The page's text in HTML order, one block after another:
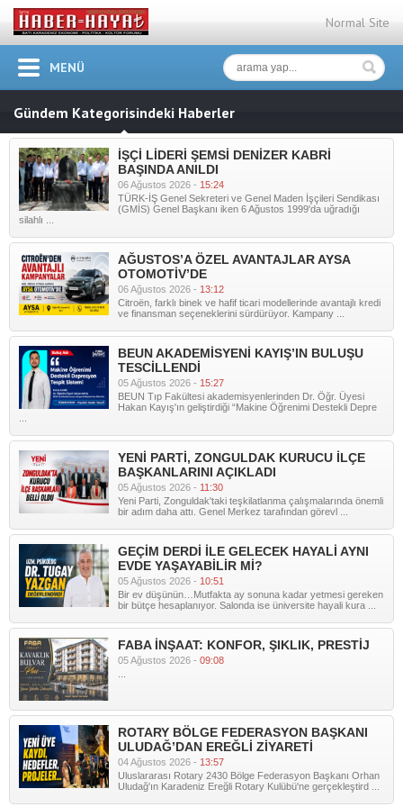
Normal Site
MENÜ
Gündem Kategorisindeki Haberler
İŞÇİ LİDERİ ŞEMSİ DENİZER KABRİ
BAŞINDA ANILDI
06 Ağustos 2026 - 15:24
TÜRK-İŞ Genel Sekreteri ve Genel Maden İşçileri Sendikası
(GMİS) Genel Başkanı iken 6 Ağustos 1999'da uğradığı
silahlı ...
AĞUSTOS’A ÖZEL AVANTAJLAR AYSA
OTOMOTİV’DE
06 Ağustos 2026 - 13:12
Citroën, farklı binek ve hafif ticari modellerinde avantajlı kredi
ve finansman seçeneklerini sürdürüyor. Kampany ...
BEUN AKADEMİSYENİ KAYIŞ’IN BULUŞU
TESCİLLENDİ
05 Ağustos 2026 - 15:27
BEUN Tıp Fakültesi akademisyenlerinden Dr. Öğr. Üyesi
Hakan Kayış'ın geliştirdiği “Makine Öğrenimi Destekli Depre
YENİ PARTİ, ZONGULDAK KURUCU İLÇE
BAŞKANLARINI AÇIKLADI
05 Ağustos 2026 - 11:30
Yeni Parti, Zonguldak'taki teşkilatlanma çalışmalarında önemli
bir adım daha attı. Genel Merkez tarafından görevl ...
GEÇİM DERDİ İLE GELECEK HAYALİ AYNI
EVDE YAŞAYABİLİR Mİ?
05 Ağustos 2026 - 10:51
Bir ev düşünün…Mutfakta ay sonuna kadar yetmesi gereken
bir bütçe hesaplanıyor. Salonda ise üniversite hayali kura ...
FABA İNŞAAT: KONFOR, ŞIKLIK, PRESTİJ
05 Ağustos 2026 - 09:08
ROTARY BÖLGE FEDERASYON BAŞKANI
ULUDAĞ’DAN EREĞLİ ZİYARETİ
04 Ağustos 2026 - 13:57
Uluslararası Rotary 2430 Bölge Federasyon Başkanı Orhan
Uludağ'ın Karadeniz Ereğli Rotary Kulübü'ne gerçekleştird ...